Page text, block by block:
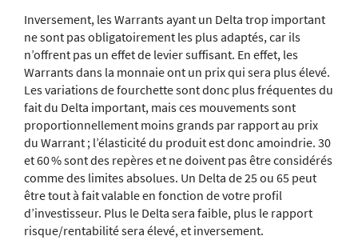
Inversement, les Warrants ayant un Delta trop important
ne sont pas obligatoirement les plus adaptés, car ils
n’offrent pas un effet de levier suffisant. En effet, les
Warrants dans la monnaie ont un prix qui sera plus élevé.
Les variations de fourchette sont donc plus fréquentes du
fait du Delta important, mais ces mouvements sont
proportionnellement moins grands par rapport au prix
du Warrant ; l’élasticité du produit est donc amoindrie. 30
et 60 % sont des repères et ne doivent pas être considérés
comme des limites absolues. Un Delta de 25 ou 65 peut
être tout à fait valable en fonction de votre profil
d’investisseur. Plus le Delta sera faible, plus le rapport
risque/rentabilité sera élevé, et inversement.